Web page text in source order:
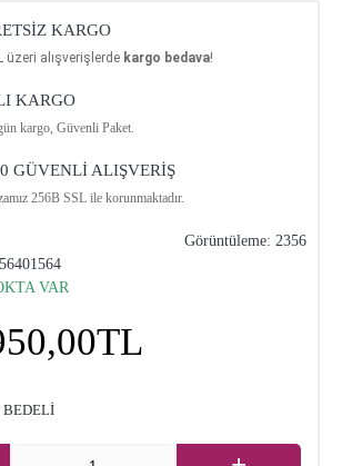
KARGO
üzeri alışverişlerde kargo bedava!
KARGO
kargo, Güvenli Paket.
GÜVENLİ ALIŞVERİŞ
256B SSL ile korunmaktadır.
Görüntüleme: 2356
VAR
BEDELİ